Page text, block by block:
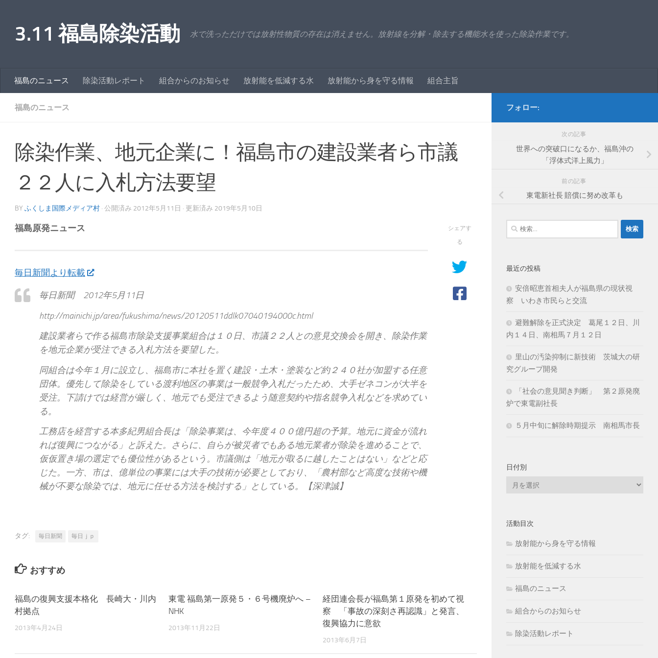
3.11 福島除染活動 水で洗っただけでは放射性物質の存在は消えません。放射線を分解・除去する機能水を使った除染作業です。
福島のニュース 除染活動レポート 組合からのお知らせ 放射能を低減する水 放射能から身を守る情報 組合主旨
福島のニュース
除染作業、地元企業に！福島市の建設業者ら市議
２２人に入札方法要望
BY ふくしま国際メディア村 · 公開済み 2012年5月11日 · 更新済み 2019年5月10日
福島原発ニュース
毎日新聞より転載
毎日新聞 2012年5月11日
http://mainichi.jp/area/fukushima/news/20120511ddlk07040194000c.html
建設業者らで作る福島市除染支援事業組合は１０日、市議２２人との意見交換会を開き、除染作業
を地元企業が受注できる入札方法を要望した。
同組合は今年１月に設立し、福島市に本社を置く建設・土木・塗装など約２４０社が加盟する任意
団体。優先して除染をしている渡利地区の事業は一般競争入札だったため、大手ゼネコンが大半を
受注。下請けでは経営が厳しく、地元でも受注できるよう随意契約や指名競争入札などを求めてい
る。
工務店を経営する本多紀男組合長は「除染事業は、今年度４００億円超の予算。地元に資金が流れ
れば復興につながる」と訴えた。さらに、自らが被災者でもある地元業者が除染を進めることで、
仮仮置き場の選定でも優位性があるという。市議側は「地元が取るに越したことはない」などと応
じた。一方、市は、億単位の事業には大手の技術が必要としており、「農村部など高度な技術や機
械が不要な除染では、地元に任せる方法を検討する」としている。【深津誠】
シェアす
る
タグ: 毎日新聞 毎日ｊｐ
おすすめ
福島の復興支援本格化 長崎大・川内
村拠点
2013年4月24日
東電 福島第一原発５・６号機廃炉へ –
NHK
2013年11月22日
経団連会長が福島第１原発を初めて視
察 「事故の深刻さ再認識」と発言、
復興協力に意欲
2013年6月7日
フォロー:
次の記事
世界への突破口になるか、福島沖の
「浮体式洋上風力」
前の記事
東電新社長 賠償に努め改革も
検
索:
最近の投稿
安倍昭恵首相夫人が福島県の現状視
察 いわき市民らと交流
避難解除を正式決定 葛尾１２日、川
内１４日、南相馬７月１２日
里山の汚染抑制に新技術 茨城大の研
究グループ開発
「社会の意見聞き判断」 第２原発廃
炉で東電副社長
５月中旬に解除時期提示 南相馬市長
日付別
活動目次
放射能から身を守る情報
放射能を低減する水
福島のニュース
組合からのお知らせ
除染活動レポート